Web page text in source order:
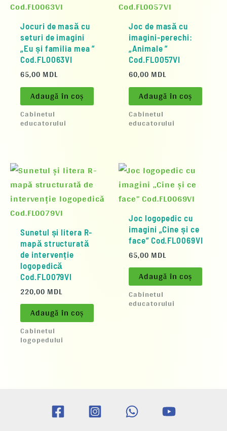
Jocuri de masă cu
seturi de imagini
„Eu și familia mea ”
Cod.FL0063VI
65,00 MDL
Adaugă în coș
Cabinetul
educatorului
Joc de masă cu
imagini-perechi:
„Animale ”
Cod.FL0057VI
60,00 MDL
Adaugă în coș
Cabinetul
educatorului
Sunetul și litera R-
mapă structurată
de intervenție
logopedică
Cod.FL0079VI
220,00 MDL
Adaugă în coș
Cabinetul
logopedului
Joc logopedic cu
imagini „Cine și ce
face” Cod.FL0069VI
65,00 MDL
Adaugă în coș
Cabinetul
educatorului